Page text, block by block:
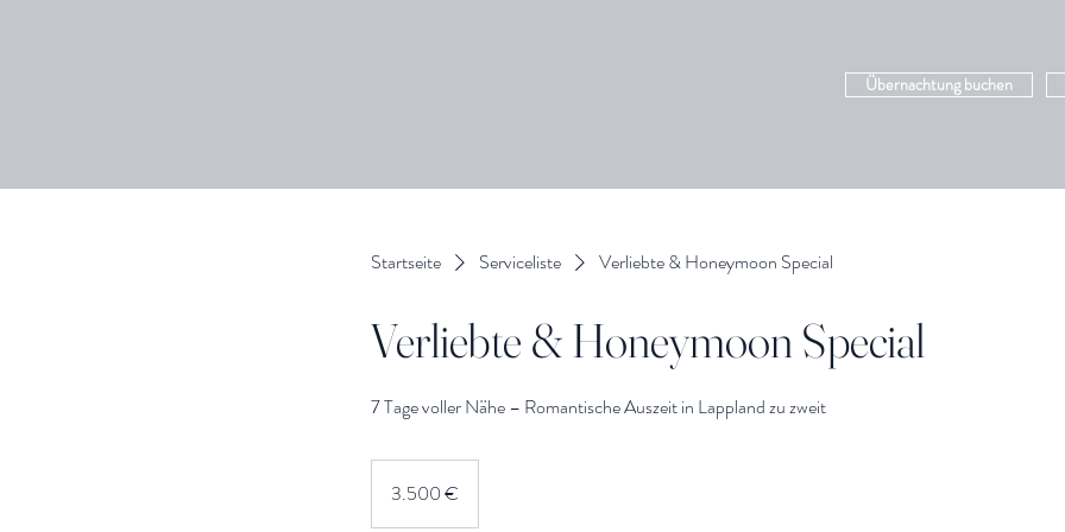
Übernachtung buchen
Startseite Serviceliste Verliebte & Honeymoon Special
Verliebte & Honeymoon Special
7 Tage voller Nähe – Romantische Auszeit in Lappland zu zweit
3.500 €